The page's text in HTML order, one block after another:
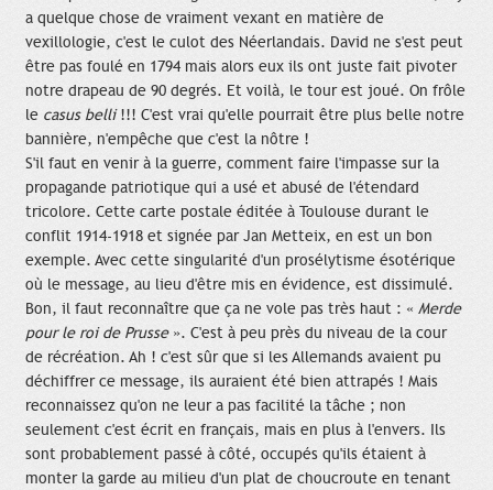
a quelque chose de vraiment vexant en matière de
vexillologie, c'est le culot des Néerlandais. David ne s'est peut
être pas foulé en 1794 mais alors eux ils ont juste fait pivoter
notre drapeau de 90 degrés. Et voilà, le tour est joué. On frôle
le casus belli!!! C'est vrai qu'elle pourrait être plus belle notre
bannière, n'empêche que c'est la nôtre !
S'il faut en venir à la guerre, comment faire l'impasse sur la
propagande patriotique qui a usé et abusé de l'étendard
tricolore. Cette carte postale éditée à Toulouse durant le
conflit 1914-1918 et signée par Jan Metteix, en est un bon
exemple. Avec cette singularité d'un prosélytisme ésotérique
où le message, au lieu d'être mis en évidence, est dissimulé.
Bon, il faut reconnaître que ça ne vole pas très haut : « Merde
pour le roi de Prusse». C'est à peu près du niveau de la cour
de récréation. Ah ! c'est sûr que si les Allemands avaient pu
déchiffrer ce message, ils auraient été bien attrapés ! Mais
reconnaissez qu'on ne leur a pas facilité la tâche ; non
seulement c'est écrit en français, mais en plus à l'envers. Ils
sont probablement passé à côté, occupés qu'ils étaient à
monter la garde au milieu d'un plat de choucroute en tenant